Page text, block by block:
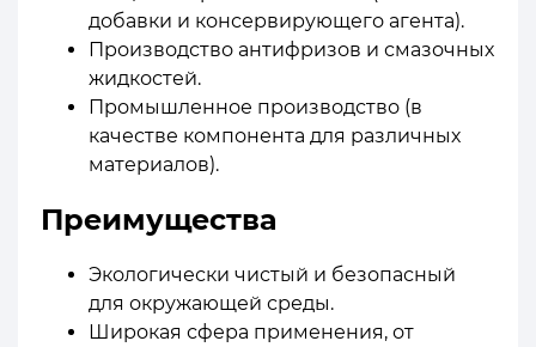
добавки и консервирующего агента).
Производство антифризов и смазочных
жидкостей.
Промышленное производство (в
качестве компонента для различных
материалов).
Преимущества
Экологически чистый и безопасный
для окружающей среды.
Широкая сфера применения, от